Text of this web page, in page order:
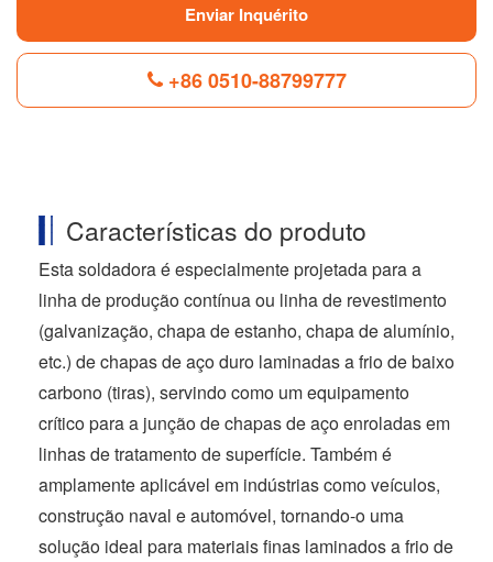
Enviar Inquérito
+86 0510-88799777
c
b
o
o
k
e
d
I
n
g
g
e
r
t
e
r
e
s
t
t
t
e
r
Características do produto
Esta soldadora é especialmente projetada para a
linha de produção contínua ou linha de revestimento
(galvanização, chapa de estanho, chapa de alumínio,
etc.) de chapas de aço duro laminadas a frio de baixo
carbono (tiras), servindo como um equipamento
crítico para a junção de chapas de aço enroladas em
linhas de tratamento de superfície. Também é
amplamente aplicável em indústrias como veículos,
construção naval e automóvel, tornando-o uma
solução ideal para materiais finas laminados a frio de